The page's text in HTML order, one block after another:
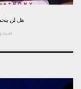
هل لن